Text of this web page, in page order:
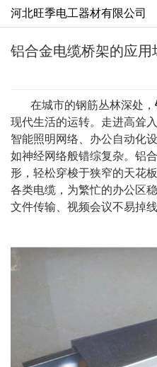
河北旺季电工器材有限公司
铝合金电缆桥架的应用
在城市的钢筋丛林深处，
现代生活的运转。走进高耸
智能照明网络、办公自动化
如神经网络般错综复杂。铝
形，轻松穿梭于狭窄的天花
各类电缆，为繁忙的办公区
文件传输、视频会议不易掉